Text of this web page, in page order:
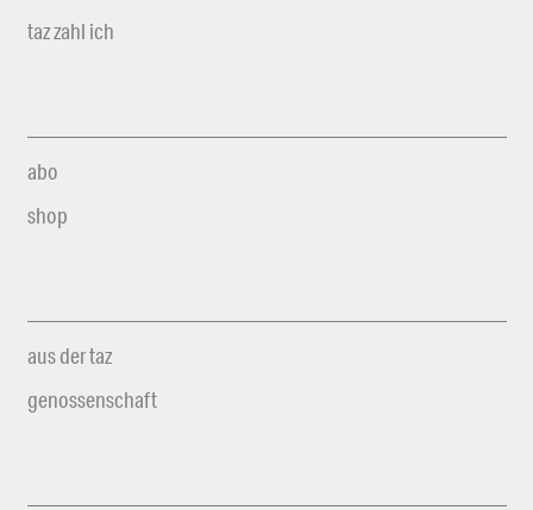
taz zahl ich
abo
shop
aus der taz
genossenschaft